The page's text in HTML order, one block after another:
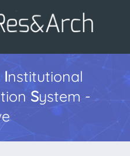
Institutional
System -